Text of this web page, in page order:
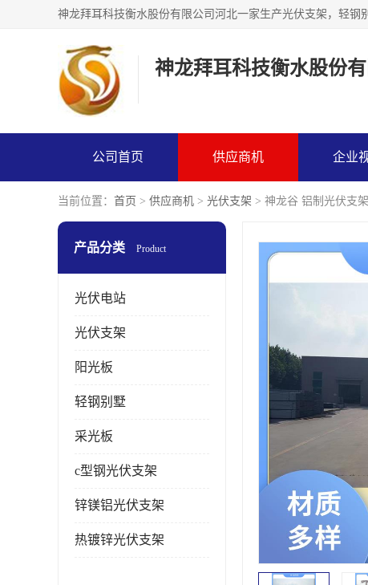
神龙拜耳科技衡水股份
公司首页 供应商机 企业
当前位置： 首页 > 供应商机 > 光伏支架 > 神龙谷 铝制光伏支
产品分类 Product
光伏电站
光伏支架
阳光板
轻钢别墅
采光板
c型钢光伏支架
锌镁铝光伏支架
热镀锌光伏支架